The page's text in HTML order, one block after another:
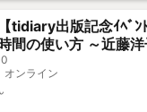
【tidiary出版記念ｲﾍﾞ
間の使い方 ～近藤洋
イントーク～
オンライン